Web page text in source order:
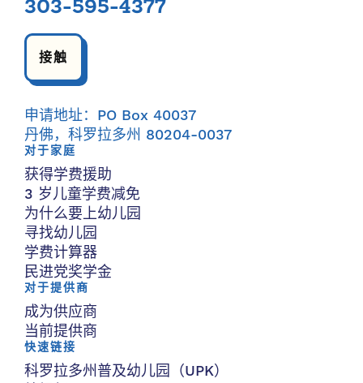
303-595-4377
接触
申请地址：PO Box 40037
丹佛，科罗拉多州 80204-0037
对于家庭
获得学费援助
3 岁儿童学费减免
为什么要上幼儿园
寻找幼儿园
学费计算器
民进党奖学金
对于提供商
成为供应商
当前提供商
快速链接
科罗拉多州普及幼儿园（UPK）